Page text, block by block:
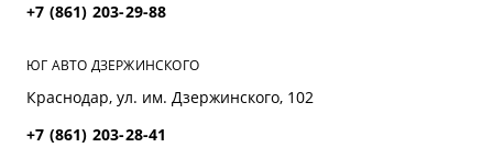
+7 (861) 203-29-88
ЮГ АВТО ДЗЕРЖИНСКОГО
Краснодар, ул. им. Дзержинского, 102
+7 (861) 203-28-41